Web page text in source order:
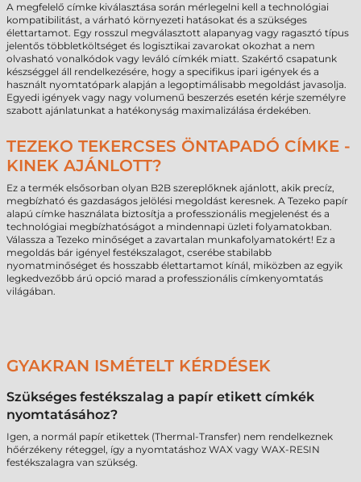
A megfelelő címke kiválasztása során mérlegelni kell a technológiai
kompatibilitást, a várható környezeti hatásokat és a szükséges
élettartamot. Egy rosszul megválasztott alapanyag vagy ragasztó típus
jelentős többletköltséget és logisztikai zavarokat okozhat a nem
olvasható vonalkódok vagy leváló címkék miatt. Szakértő csapatunk
készséggel áll rendelkezésére, hogy a specifikus ipari igények és a
használt nyomtatópark alapján a legoptimálisabb megoldást javasolja.
Egyedi igények vagy nagy volumenű beszerzés esetén kérje személyre
szabott ajánlatunkat a hatékonyság maximalizálása érdekében.
TEZEKO TEKERCSES ÖNTAPADÓ CÍMKE -
KINEK AJÁNLOTT?
Ez a termék elsősorban olyan B2B szereplőknek ajánlott, akik precíz,
megbízható és gazdaságos jelölési megoldást keresnek. A Tezeko papír
alapú címke használata biztosítja a professzionális megjelenést és a
technológiai megbízhatóságot a mindennapi üzleti folyamatokban.
Válassza a Tezeko minőséget a zavartalan munkafolyamatokért! Ez a
megoldás bár igényel festékszalagot, cserébe stabilabb
nyomatminőséget és hosszabb élettartamot kínál, miközben az egyik
legkedvezőbb árú opció marad a professzionális címkenyomtatás
világában.
GYAKRAN ISMÉTELT KÉRDÉSEK
Szükséges festékszalag a papír etikett címkék
nyomtatásához?
Igen, a normál papír etikettek (Thermal-Transfer) nem rendelkeznek
hőérzékeny réteggel, így a nyomtatáshoz WAX vagy WAX-RESIN
festékszalagra van szükség.